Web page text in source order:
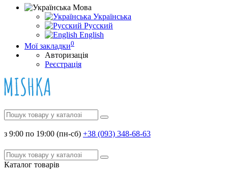
Мова
Українська
Русский
English
Мої закладки0
Авторизація
Реєстрація
з 9:00 по 19:00 (пн-сб) +38 (093) 348-68-63
Каталог товарів